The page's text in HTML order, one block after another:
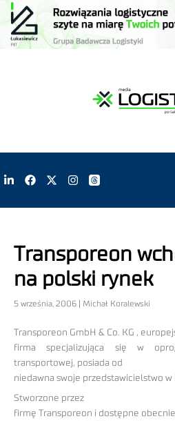
Transporeon
na polski rynek
5 września, 2006 | Michał Koralewski
Transporeon GmbH & Co. KG ,
firma specjalizująca się w
transportowej, posiada od
niedawna swoje przedstawicielstwo w
Stworzone przez
firmę Transporeon i dostępne